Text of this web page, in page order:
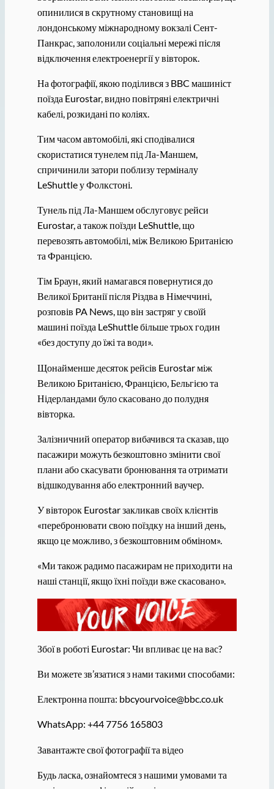
опинилися в скрутному становищі на
лондонському міжнародному вокзалі Сент-
Панкрас, заполонили соціальні мережі після
відключення електроенергії у вівторок.
На фотографії, якою поділився з BBC машиніст
поїзда Eurostar, видно повітряні електричні
кабелі, розкидані по коліях.
Тим часом автомобілі, які сподівалися
скористатися тунелем під Ла-Маншем,
спричинили затори поблизу терміналу
LeShuttle у Фолкстоні.
Тунель під Ла-Маншем обслуговує рейси
Eurostar, а також поїзди LeShuttle, що
перевозять автомобілі, між Великою Британією
та Францією.
Тім Браун, який намагався повернутися до
Великої Британії після Різдва в Німеччині,
розповів PA News, що він застряг у своїй
машині поїзда LeShuttle більше трьох годин
«без доступу до їжі та води».
Щонайменше десяток рейсів Eurostar між
Великою Британією, Францією, Бельгією та
Нідерландами було скасовано до полудня
вівторка.
Залізничний оператор вибачився та сказав, що
пасажири можуть безкоштовно змінити свої
плани або скасувати бронювання та отримати
відшкодування або електронний ваучер.
У вівторок Eurostar закликав своїх клієнтів
«перебронювати свою поїздку на інший день,
якщо це можливо, з безкоштовним обміном».
«Ми також радимо пасажирам не приходити на
наші станції, якщо їхні поїзди вже скасовано».
Збої в роботі Eurostar: Чи впливає це на вас?
Ви можете зв’язатися з нами такими способами:
Електронна пошта: bbcyourvoice@bbc.co.uk
WhatsApp: +44 7756 165803
Завантажте свої фотографії та відео
Будь ласка, ознайомтеся з нашими умовами та